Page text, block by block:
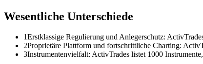
Wesentliche Unterschiede
1Erstklassige Regulierung und Anlegerschutz:
2Proprietäre Plattform und fortschrittliche Charting:
3Instrumentenvielfalt: ActivTrades listet 1000